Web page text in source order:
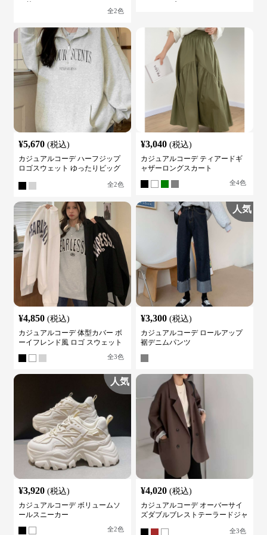
全2色
¥5,670 (税込)
カジュアルコーデ ハーフジップ
ロゴスウェット ゆったりビッグ
全2色
¥3,040 (税込)
カジュアルコーデ ティアードギ
ャザーロングスカート
全4色
¥4,850 (税込)
カジュアルコーデ 体型カバー ボ
ーイフレンド風 ロゴ スウェット
全3色
人気
¥3,300 (税込)
カジュアルコーデ ロールアップ
裾デニムパンツ
人気
¥3,920 (税込)
カジュアルコーデ ボリュームソ
ールスニーカー
全2色
¥4,020 (税込)
カジュアルコーデ オーバーサイ
ズダブルブレストテーラードジャ
全3色